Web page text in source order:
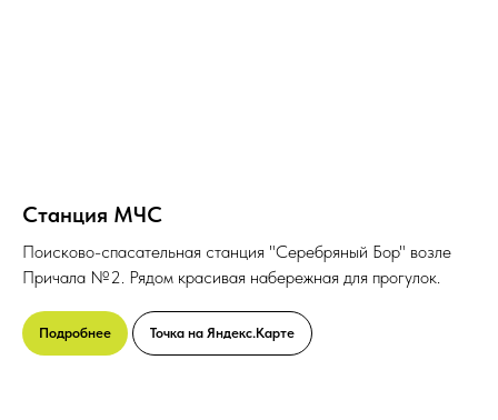
Станция МЧС
Поисково-спасательная станция "Серебряный Бор" возле
Причала №2. Рядом красивая набережная для прогулок.
Подробнее Точка на Яндекс.Карте